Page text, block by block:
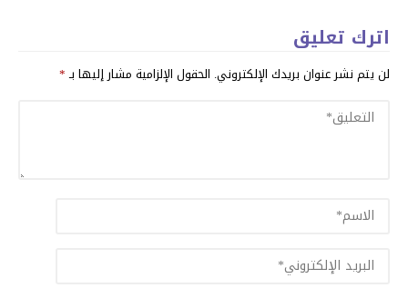
اترك تعليق
لن يتم نشر عنوان بريدك الإلكتروني. الحقول الإلزامية مشار إليها بـ*